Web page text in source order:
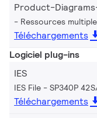
Product-
Ressources
Téléchargements
Logiciel plug-ins
IES
IES File - SP340P
Téléchargements